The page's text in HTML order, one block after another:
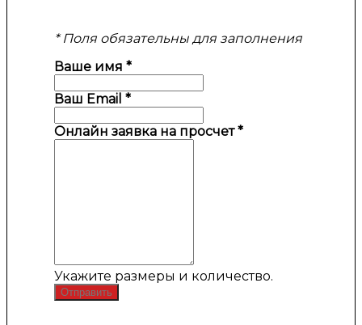
* Поля обязательны для заполнения
Ваше имя *
Ваш Email *
Онлайн заявка на просчет*
Укажите размеры и количество.
Отправить